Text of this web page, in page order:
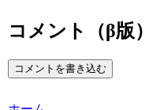
コメント（β版）
コメントを書き込む